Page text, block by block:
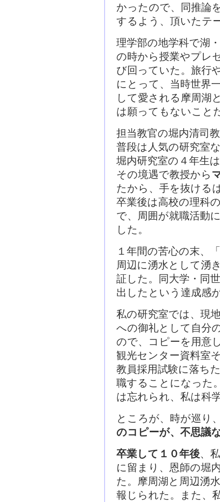
かったので、同推論
するよう、頂いたテ
理学部の地学科で湖
の時から授業やプレ
び回っていた。旅行
にとって、当時世界
して愛される摩周湖
は願ってもないこと
担当教官の堀内清司
普段は人気の研究室
堀内研究室の４年生
その境遇で教授から
たから、手を抜ける
卒業後は高校の理科
で、周囲が就職活動
した。
１年間の苦心の末、
周辺に湧水として湧
証した。同大学・同
出したという達成感
私の研究室では、現
への御礼として自分
ので、コピーを用意
観光センター資料室
教員採用試験に落ち
職することになった
は忘れられ、私は科
ところが、時が巡り
のコピーが、不思議
卒業して１０年後、
に留まり、恩師の堀
た。摩周湖と周辺湧
報じられた。また、